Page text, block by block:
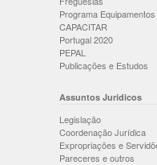
Programa Equipamentos
CAPACITAR
Portugal 2020
PEPAL
Publicações e Estudos
Assuntos Jurídicos
Legislação
Coordenação Jurídica
Expropriações e
Pareceres e outros